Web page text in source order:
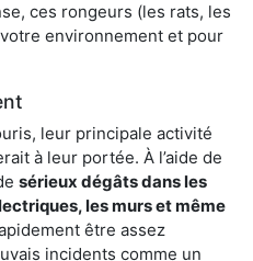
ces rongeurs (les rats, les
environnement et pour
leur principale activité
à leur portée. À l’aide de
sérieux dégâts dans les
les murs et même
être assez
incidents comme un